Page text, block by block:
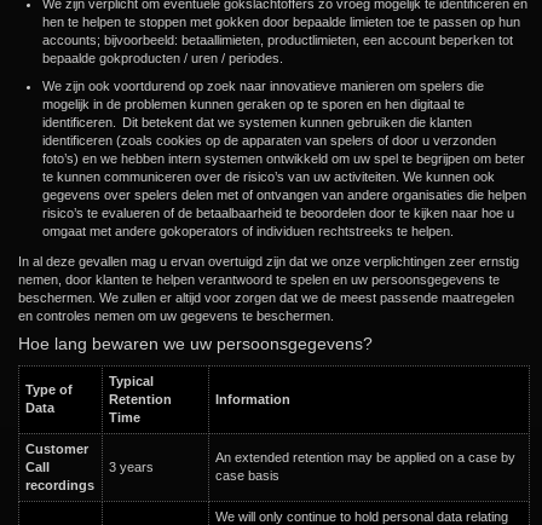
We zijn verplicht om eventuele gokslachtoffers zo vroeg mogelijk te identificeren en
hen te helpen te stoppen met gokken door bepaalde limieten toe te passen op hun
accounts; bijvoorbeeld: betaallimieten, productlimieten, een account beperken tot
bepaalde gokproducten / uren / periodes.
We zijn ook voortdurend op zoek naar innovatieve manieren om spelers die
mogelijk in de problemen kunnen geraken op te sporen en hen digitaal te
identificeren. Dit betekent dat we systemen kunnen gebruiken die klanten
identificeren (zoals cookies op de apparaten van spelers of door u verzonden
foto’s) en we hebben intern systemen ontwikkeld om uw spel te begrijpen om beter
te kunnen communiceren over de risico’s van uw activiteiten. We kunnen ook
gegevens over spelers delen met of ontvangen van andere organisaties die helpen
risico’s te evalueren of de betaalbaarheid te beoordelen door te kijken naar hoe u
omgaat met andere gokoperators of individuen rechtstreeks te helpen.
In al deze gevallen mag u ervan overtuigd zijn dat we onze verplichtingen zeer ernstig
nemen, door klanten te helpen verantwoord te spelen en uw persoonsgegevens te
beschermen. We zullen er altijd voor zorgen dat we de meest passende maatregelen
en controles nemen om uw gegevens te beschermen.
Hoe lang bewaren we uw persoonsgegevens?
Type of
Data
Typical
Retention
Time
Information
Customer
Call
recordings
3 years
An extended retention may be applied on a case by
case basis
We will only continue to hold personal data relating